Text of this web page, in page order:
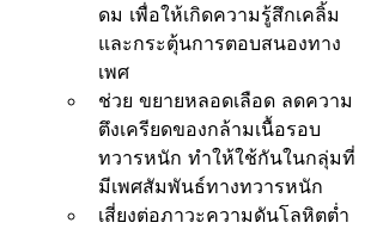
ดม เพื่อให้เกิดความรู้สึกเคลิ้ม
และกระตุ้นการตอบสนองทาง
เพศ
ช่วย ขยายหลอดเลือด ลดความ
ตึงเครียดของกล้ามเนื้อรอบ
ทวารหนัก ทำให้ใช้กันในกลุ่มที่
มีเพศสัมพันธ์ทางทวารหนัก
เสี่ยงต่อภาวะความดันโลหิตต่ำ